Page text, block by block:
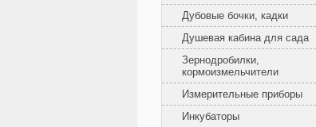
Дубовые бочки, кадки
Душевая кабина для сада
Зернодробилки,
кормоизмельчители
Измерительные приборы
Инкубаторы